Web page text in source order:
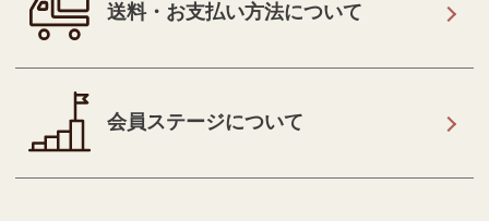
送料・お支払い方法について
会員ステージについて